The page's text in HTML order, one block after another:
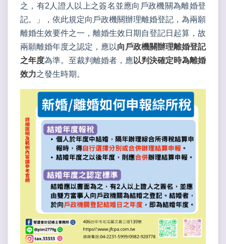
之，有2人證人以上之簽名並應向戶政機關為離婚登
記。」，依此規定向戶政機關辦理離婚登記，為兩願
離婚生效要件之一，離婚生效日期自登記日起算，故
兩願離婚年度之認定，應以向戶政機關辦理離婚登記
之年度為準。至裁判離婚者，應以判決確定時為離婚
效力之發生時期。